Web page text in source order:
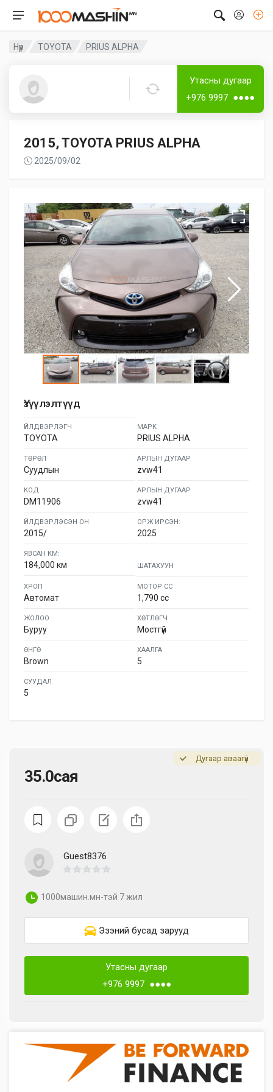
Нүүр TOYOTA PRIUS ALPHA
Утасны дугаар
+976 9997 ●●●●
2015, TOYOTA PRIUS ALPHA
2025/09/02
35.0сая
Дугаар аваагүй
Guest8376
1000машин.мн-тэй 7 жил
Эзэний бусад зарууд
Утасны дугаар
+976 9997 ●●●●
Үзүүлэлтүүд
ҮЙЛДВЭРЛЭГЧ
TOYOTA
МАРК
PRIUS ALPHA
ТӨРӨЛ
Суудлын
АРЛЫН ДУГААР
zvw41
КОД
DM11906
АРЛЫН ДУГААР
zvw41
ҮЙЛДВЭРЛЭСЭН ОН
2015/
ОРЖ ИРСЭН:
2025
ЯВСАН КМ:
184,000 км ШАТАХУУН
ХРОП
Автомат
МОТОР СС
1,790 cc
ЖОЛОО
Буруу
ХӨТЛӨГЧ
Мостгүй
ӨНГӨ
Brown
ХААЛГА
5
СУУДАЛ
5